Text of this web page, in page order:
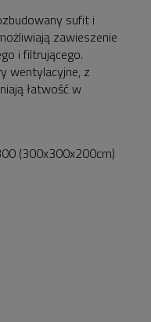
sufit i
zawieszenie
i filtrującego.
wentylacyjne, z
łatwość w
(300x300x200cm)